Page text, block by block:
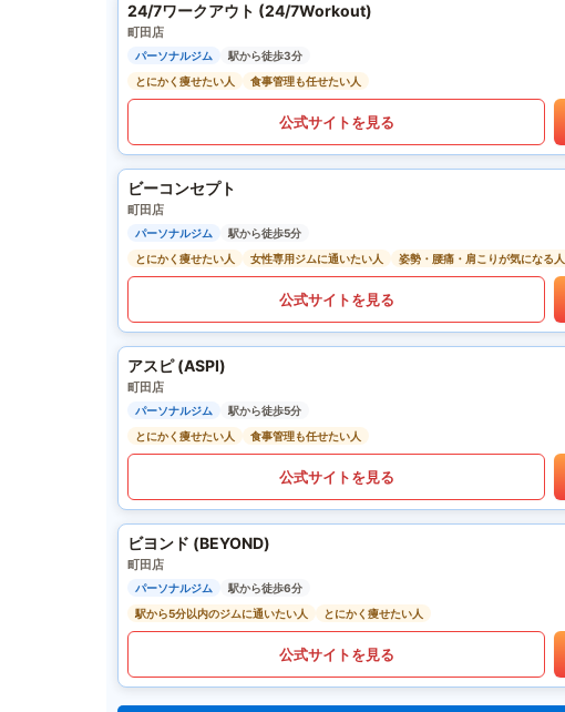
24/7ワークアウト (24/7Workout)
町田店
パーソナルジム
駅から徒歩3分
とにかく痩せたい人
食事管理も任せたい人
公式サイトを見る
ビーコンセプト
町田店
パーソナルジム
駅から徒歩5分
とにかく痩せたい人
女性専用ジムに通いたい人 姿勢・腰痛・肩こりが気になる人
公式サイトを見る
アスピ (ASPI)
町田店
パーソナルジム
駅から徒歩5分
とにかく痩せたい人
食事管理も任せたい人
公式サイトを見る
ビヨンド (BEYOND)
町田店
パーソナルジム
駅から徒歩6分
駅から5分以内のジムに通いたい人
とにかく痩せたい人
公式サイトを見る